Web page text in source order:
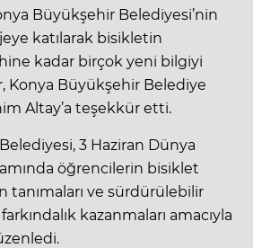
Büyükşehir Belediyesi’nin
katılarak bisikletin
kadar birçok yeni bilgiyi
Konya Büyükşehir Belediye
Altay’a teşekkür etti.
3 Haziran Dünya
öğrencilerin bisiklet
tanımaları ve sürdürülebilir
kazanmaları amacıyla